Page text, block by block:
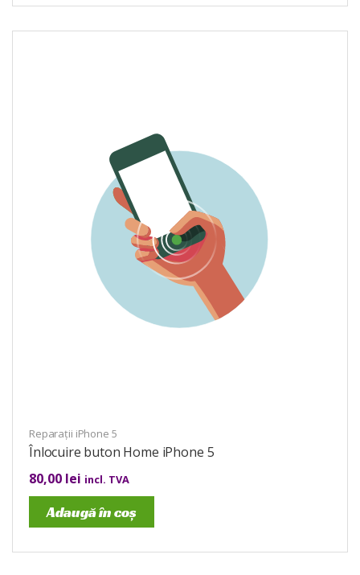
Reparații iPhone 5
Înlocuire buton Home iPhone 5
80,00 lei incl. TVA
Adaugă în coș